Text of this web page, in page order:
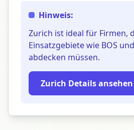
Hinweis:
Zurich ist ideal für Firmen,
Einsatzgebiete wie BOS
abdecken müssen.
Zurich Details